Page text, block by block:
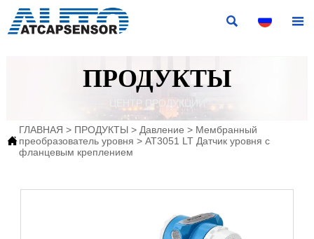
 
ПРОДУКТЫ
—— ЦЕНТР ПРОДУКЦИИ ——

ГЛАВНАЯ > ПРОДУКТЫ> Давление > Мембранный
преобразователь уровня > AT3051 LT Датчик уровня с
фланцевым креплением